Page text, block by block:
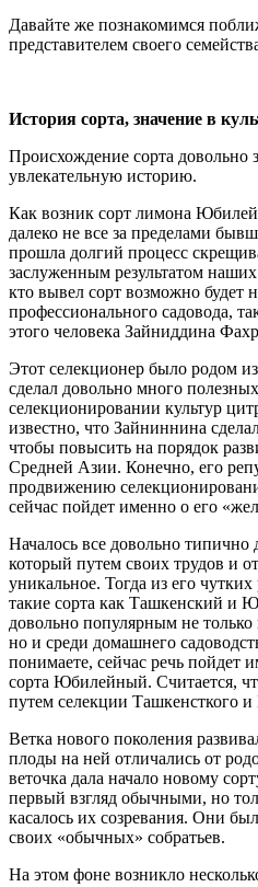
Давайте же познакомимся
представителем своего
История сорта, значение в
Происхождение сорта довольно
увлекательную историю.
Как возник сорт лимона
далеко не все за пределами
прошла долгий процесс
заслуженным результатом
кто вывел сорт возможно будет
профессионального садовода,
этого человека Зайниддина
Этот селекционер было родом
сделал довольно много
селекционировании культур
известно, что Зайниннина
чтобы повысить на порядок
Средней Азии. Конечно, его
продвижению
сейчас пойдет именно о его
Началось все довольно типично
который путем своих трудов и
уникальное. Тогда из его
такие сорта как Ташкенский и
довольно популярным не
но и среди домашнего
понимаете, сейчас речь пойдет
сорта Юбилейный. Считается,
путем селекции Ташкенсткого и
Ветка нового поколения
плоды на ней отличались от
веточка дала начало новому
первый взгляд обычными, но
касалось их созревания. Они
своих «обычных» собратьев.
На этом фоне возникло